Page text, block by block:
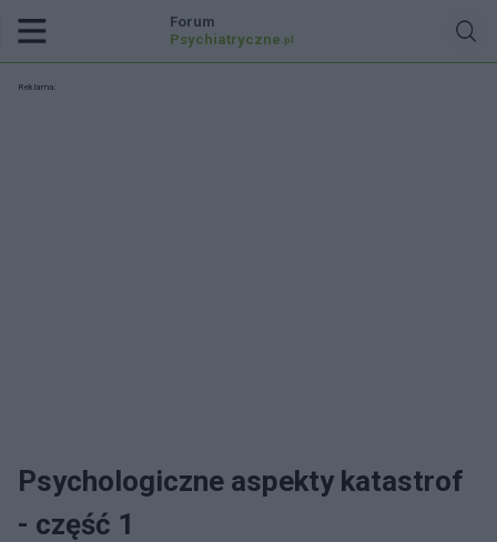
Forum
Psychiatryczne .pl
Reklama:
Psychologiczne aspekty katastrof
- część 1